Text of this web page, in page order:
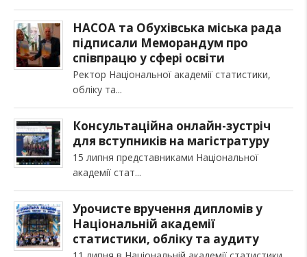
НАСОА та Обухівська міська рада
підписали Меморандум про
співпрацю у сфері освіти
Ректор Національної академії статистики,
обліку та
Консультаційна онлайн-зустріч
для вступників на магістратуру
15 липня представниками Національної
академії стат
Урочисте вручення дипломів у
Національній академії
статистики, обліку та аудиту